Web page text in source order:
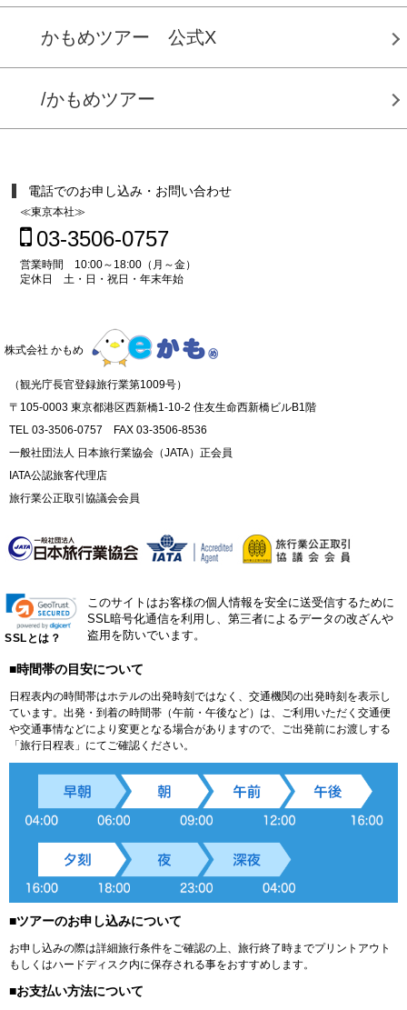
かもめツアー 公式X
/かもめツアー
電話でのお申し込み・お問い合わせ
≪東京本社≫
03-3506-0757
営業時間 10:00～18:00（月～金）
定休日 土・日・祝日・年末年始
株式会社 かもめ
（観光庁長官登録旅行業第1009号）
〒105-0003 東京都港区西新橋1-10-2 住友生命西新橋ビルB1階
TEL 03-3506-0757 FAX 03-3506-8536
一般社団法人 日本旅行業協会（JATA）正会員
IATA公認旅客代理店
旅行業公正取引協議会会員
SSLとは？
このサイトはお客様の個人情報を安全に送受信するために
SSL暗号化通信を利用し、第三者によるデータの改ざんや
盗用を防いでいます。
■時間帯の目安について
日程表内の時間帯はホテルの出発時刻ではなく、交通機関の出発時刻を表示し
ています。出発・到着の時間帯（午前・午後など）は、ご利用いただく交通便
や交通事情などにより変更となる場合がありますので、ご出発前にお渡しする
「旅行日程表」にてご確認ください。
■ツアーのお申し込みについて
お申し込みの際は詳細旅行条件をご確認の上、旅行終了時までプリントアウト
もしくはハードディスク内に保存される事をおすすめします。
■お支払い方法について